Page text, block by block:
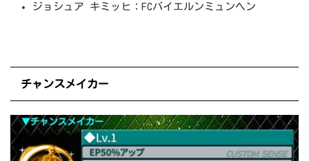
ジョシュア キミッヒ：FCバイエルンミュンヘン
チャンスメイカー